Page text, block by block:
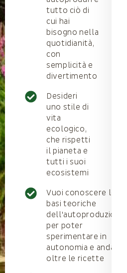
tutto ciò di
cui hai
bisogno nella
quotidianità,
con
semplicità e
divertimento
Desideri
uno stile di
vita
ecologico,
che rispetti
il pianeta e
tutti i suoi
ecosistemi
Vuoi conoscere le
basi teoriche
dell'autoproduzione
per poter
sperimentare in
autonomia e andare
oltre le ricette